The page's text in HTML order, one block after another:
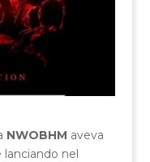
NWOBHM aveva
lanciando nel